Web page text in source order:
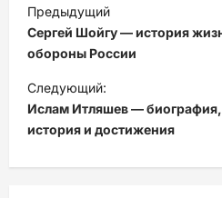
а
в
и
г
а
ц
Предыдущий
Сергей Шойгу — история
обороны России
Следующий:
Ислам Итляшев —
история и достижения